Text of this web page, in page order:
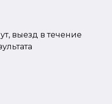
выезд в течение